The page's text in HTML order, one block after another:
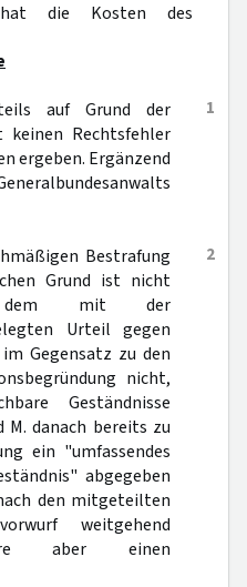
hat die Kosten des
1
auf Grund der
keinen Rechtsfehler
ergeben. Ergänzend
2
Bestrafung
Grund ist nicht
dem mit der
Urteil gegen
Gegensatz zu den
nicht,
Geständnisse
danach bereits zu
ein "umfassendes
abgegeben
den mitgeteilten
weitgehend
aber einen